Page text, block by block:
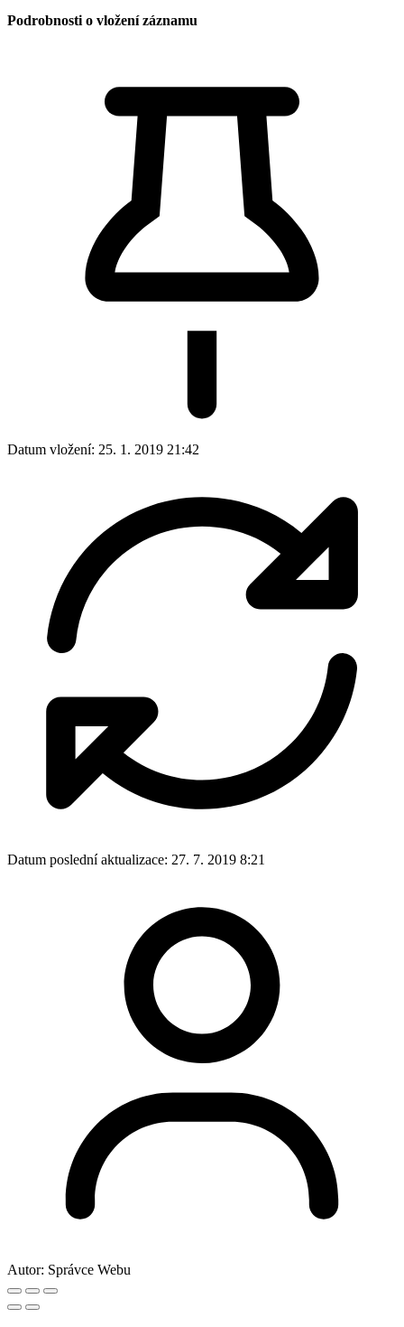
Podrobnosti o vložení záznamu
Datum vložení: 25. 1. 2019 21:42
Datum poslední aktualizace: 27. 7. 2019 8:21
Autor: Správce Webu